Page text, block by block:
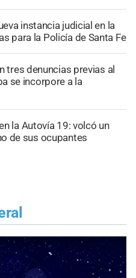
instancia judicial en la
para la Policía de Santa Fe
tres denuncias previas al
se incorpore a la
la Autovía 19: volcó un
de sus ocupantes